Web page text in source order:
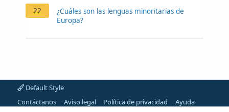
22
¿Cuáles son las lenguas minoritarias de
Europa?
Default Style
Contáctanos
Aviso legal Política de privacidad
Ayuda